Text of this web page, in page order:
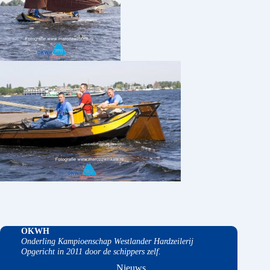
OKWH
Onderling Kampioenschap Westlander Hardzeilerij
Opgericht in 2011 door de schippers zelf.
Nieuws